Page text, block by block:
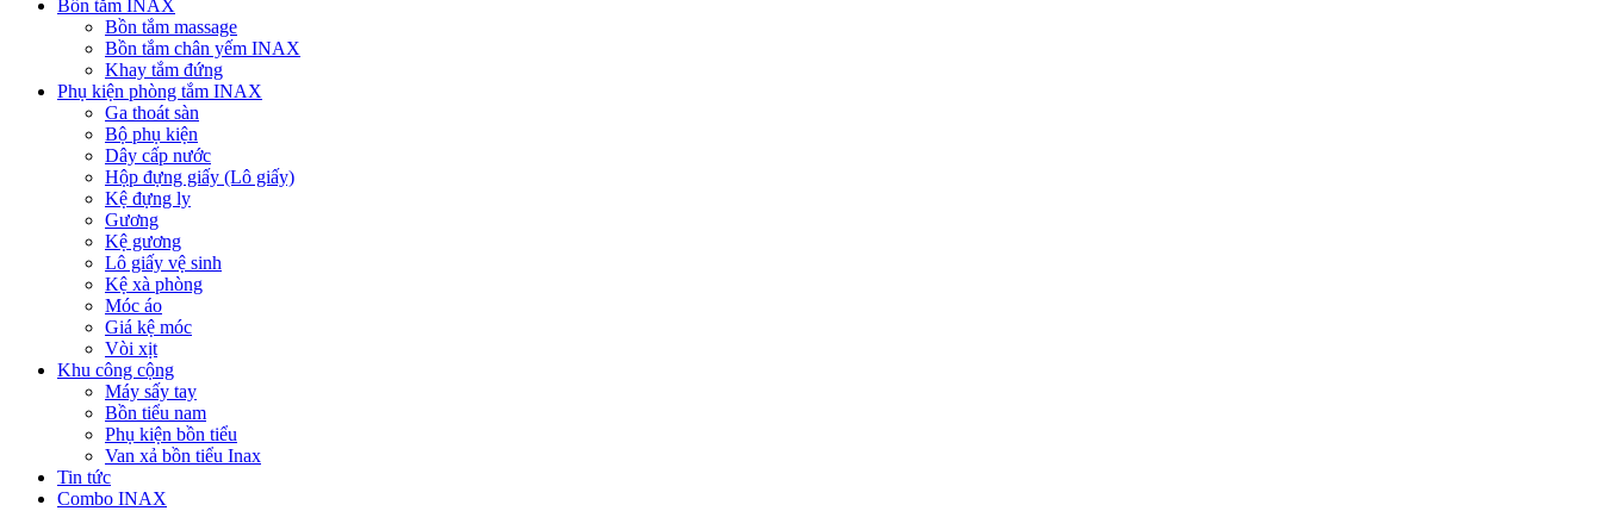
Bồn tắm INAX
Bồn tắm massage
Bồn tắm chân yếm INAX
Khay tắm đứng
Phụ kiện phòng tắm INAX
Ga thoát sàn
Bộ phụ kiện
Dây cấp nước
Hộp đựng giấy (Lô giấy)
Kệ đựng ly
Gương
Kệ gương
Lô giấy vệ sinh
Kệ xà phòng
Móc áo
Giá kệ móc
Vòi xịt
Khu công cộng
Máy sấy tay
Bồn tiểu nam
Phụ kiện bồn tiểu
Van xả bồn tiểu Inax
Tin tức
Combo INAX